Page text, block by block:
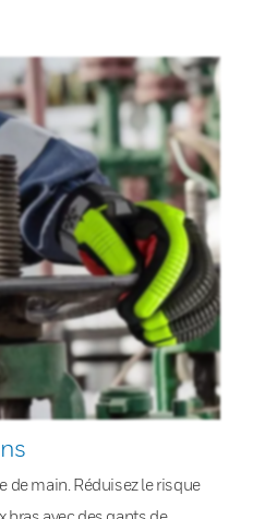
de main. Réduisez le risque